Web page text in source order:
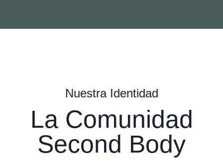
Nuestra Identidad
La Comunidad
Second Body